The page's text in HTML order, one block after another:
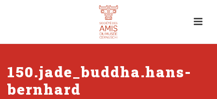
150.jade_buddha.hans-
bernhard